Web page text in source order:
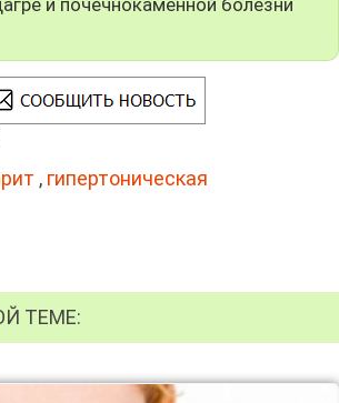
и почечнокаменной болезни
, гипертоническая
ТЕМЕ: